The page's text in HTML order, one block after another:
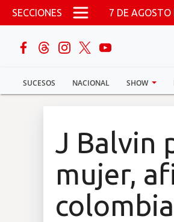
Pasar al contenido principal
SECCIONES 7 DE AGOSTO
SUCESOS NACIONAL SHOW
buscar
Sucesos
J Balvin
mujer,